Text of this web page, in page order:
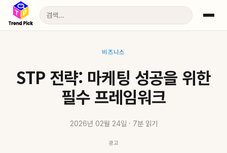
비즈니스
STP 전략: 마케팅 성공을 위한
필수 프레임워크
2026년 02월 24일 · 7분 읽기
광고